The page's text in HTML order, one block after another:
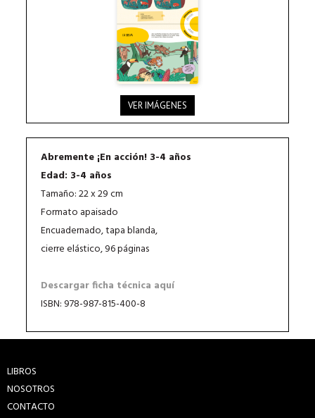
VER IMÁGENES
Abremente ¡En acción! 3-4 años
Edad: 3-4 años
Tamaño: 22 x 29 cm
Formato apaisado
Encuadernado, tapa blanda,
cierre elástico, 96 páginas
Descargar ficha técnica aquí
ISBN: 978-987-815-400-8
LIBROS
NOSOTROS
CONTACTO